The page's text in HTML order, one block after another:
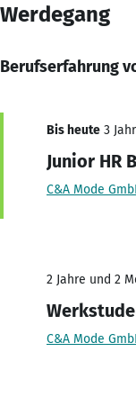
Werdegang
Berufserfahrung
Bis heute 3
Junior HR
C&A Mode
2 Jahre und 2
C&A Mode